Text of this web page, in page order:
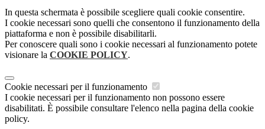
In questa schermata è possibile scegliere quali cookie consentire.
I cookie necessari sono quelli che consentono il funzionamento della
piattaforma e non è possibile disabilitarli.
Per conoscere quali sono i cookie necessari al funzionamento potete
visionare la COOKIE POLICY.
Cookie necessari per il funzionamento
I cookie necessari per il funzionamento non possono essere
disabilitati. È possibile consultare l'elenco nella pagina della cookie
policy.